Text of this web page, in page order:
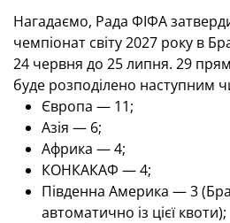
Нагадаємо, Рада ФІФА
чемпіонат світу 2027 року в
24 червня до 25 липня. 29
буде розподілено наступним
Європа — 11;
Азія — 6;
Африка — 4;
КОНКАКАФ — 4;
Південна Америка — 3
автоматично із цієї квоти);